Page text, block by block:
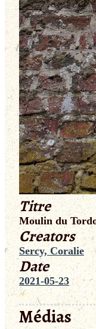
Titre
Moulin du
Creators
Sercy, Coralie
Date
2021-05-23
Médias